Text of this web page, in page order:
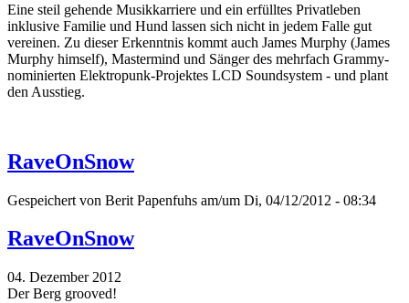
Eine steil gehende Musikkarriere und ein erfülltes Privatleben
inklusive Familie und Hund lassen sich nicht in jedem Falle gut
vereinen. Zu dieser Erkenntnis kommt auch James Murphy (James
Murphy himself), Mastermind und Sänger des mehrfach Grammy-
nominierten Elektropunk-Projektes LCD Soundsystem - und plant
den Ausstieg.
RaveOnSnow
Gespeichert von Berit Papenfuhs am/um Di, 04/12/2012 - 08:34
RaveOnSnow
04. Dezember 2012
Der Berg grooved!